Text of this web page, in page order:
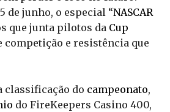
de junho, o especial “NASCAR
que junta pilotos da Cup
competição e resistência que
classificação do campeonato,
do FireKeepers Casino 400,